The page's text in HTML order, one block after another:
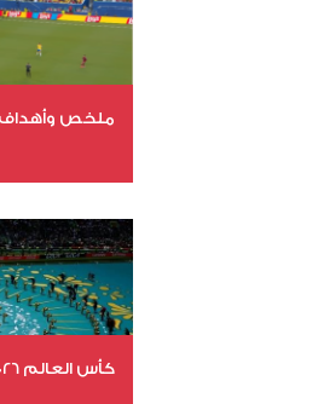
ملخص وأهداف
عدد المشاهدات
كأس العالم 2026